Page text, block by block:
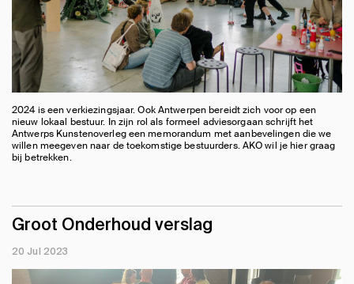
2024 is een verkiezingsjaar. Ook Antwerpen bereidt zich voor op een
nieuw lokaal bestuur. In zijn rol als formeel adviesorgaan schrijft het
Antwerps Kunstenoverleg een memorandum met aanbevelingen die we
willen meegeven naar de toekomstige bestuurders. AKO wil je hier graag
bij betrekken.
Groot Onderhoud verslag
20 Jul 2023